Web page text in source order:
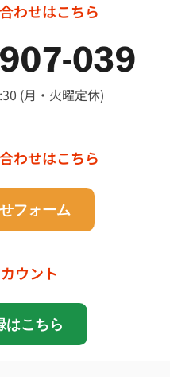
わせはこちら
(月・火曜定休)
わせはこちら
フォーム
ウント
はこちら